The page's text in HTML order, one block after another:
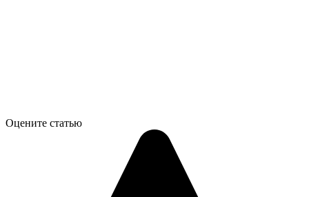
Оцените статью